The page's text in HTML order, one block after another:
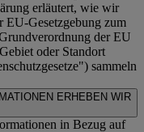
erläutert, wie wir
EU-Gesetzgebung zum
der EU
oder Standort
") sammeln
ERHEBEN WIR
in Bezug auf